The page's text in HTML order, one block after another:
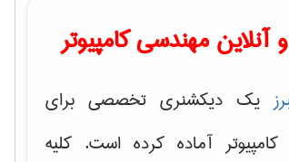
مهندسی کامپیوتر
یک دیکشنری تخصصی برای
آماده کرده است. کلیه